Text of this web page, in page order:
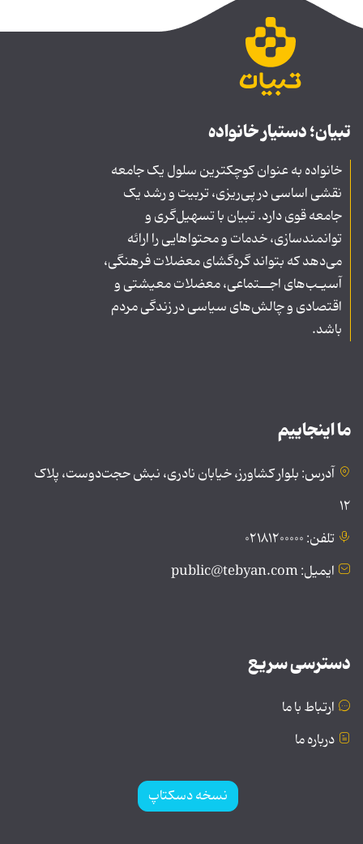
تبیان؛ دستیار خانواده
خانواده به عنوان کوچکترین سلول یک جامعه
نقشی اساسی در پی‌ریزی، تربیت و رشد یک
جامعه قوی دارد. تبیان با تسهیل‌گری و
توانمندسازی، خدمات و محتواهایی را ارائه
می‌دهد که بتواند گره‌گشای معضلات فرهنگی،
آسیـب‌های اجــتماعی، معضلات معیشتی و
اقتصادی و چالش‌های سیاسی در زندگی مردم
باشد.
ما اینجاییم
آدرس: بلوار کشاورز، خیابان نادری، نبش حجت‌دوست، پلاک
۱۲
تلفن: ۰۲۱۸۱۲۰۰۰۰۰
ایمیل: public@tebyan.com
دسترسی سریع
ارتباط با ما
درباره ما
نسخه دسکتاپ